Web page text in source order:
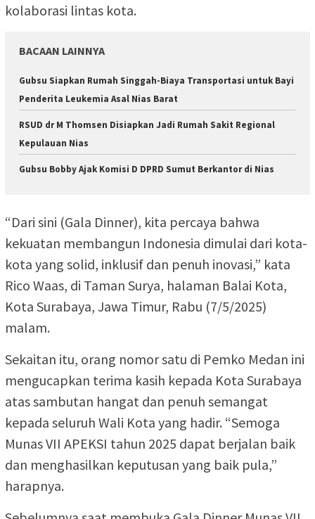
kolaborasi lintas kota.
BACAAN LAINNYA
Gubsu Siapkan Rumah Singgah-Biaya Transportasi untuk Bayi
Penderita Leukemia Asal Nias Barat
RSUD dr M Thomsen Disiapkan Jadi Rumah Sakit Regional
Kepulauan Nias
Gubsu Bobby Ajak Komisi D DPRD Sumut Berkantor di Nias
“Dari sini (Gala Dinner), kita percaya bahwa
kekuatan membangun Indonesia dimulai dari kota-
kota yang solid, inklusif dan penuh inovasi,” kata
Rico Waas, di Taman Surya, halaman Balai Kota,
Kota Surabaya, Jawa Timur, Rabu (7/5/2025)
malam.
Sekaitan itu, orang nomor satu di Pemko Medan ini
mengucapkan terima kasih kepada Kota Surabaya
atas sambutan hangat dan penuh semangat
kepada seluruh Wali Kota yang hadir. “Semoga
Munas VII APEKSI tahun 2025 dapat berjalan baik
dan menghasilkan keputusan yang baik pula,”
harapnya.